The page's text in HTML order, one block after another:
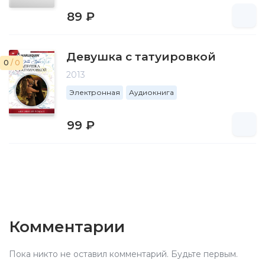
89 ₽
0 / 0 Девушка с татуировкой
2013
Электронная Аудиокнига
99 ₽
Комментарии
Пока никто не оставил комментарий. Будьте первым.